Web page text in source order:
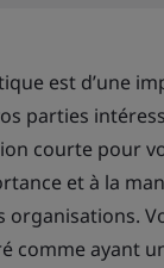
est d’une
parties
courte pour
et à la
organisations.
comme ayant